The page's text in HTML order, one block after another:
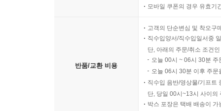
모바일 쿠폰의 경우 유효기
반품/교환 비용
고객의 단순변심 및 착오구
직수입양서/직수입일서중
단, 아래의 주문/취소 조건
오늘 00시 ~ 06시 30분
오늘 06시 30분 이후 주
직수입 음반/영상물/기프트
단, 당일 00시~13시 사이의
박스 포장은 택배 배송이